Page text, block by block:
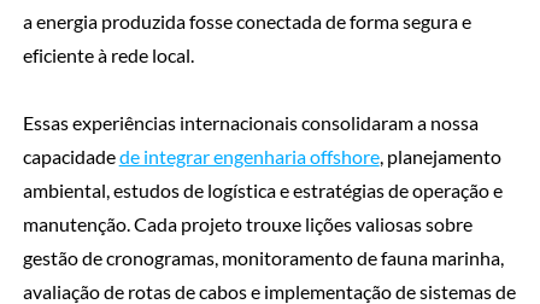
a energia produzida fosse conectada de forma segura e
eficiente à rede local.
Essas experiências internacionais consolidaram a nossa
capacidadede integrar engenharia offshore, planejamento
ambiental, estudos de logística e estratégias de operação e
manutenção. Cada projeto trouxe lições valiosas sobre
gestão de cronogramas, monitoramento de fauna marinha,
avaliação de rotas de cabos e implementação de sistemas de